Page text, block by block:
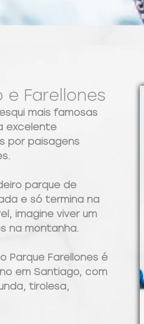
e Farellones
mais famosas
excelente
por paisagens
parque de
e só termina na
imagine viver um
na montanha.
Parque Farellones é
em Santiago, com
tirolesa,